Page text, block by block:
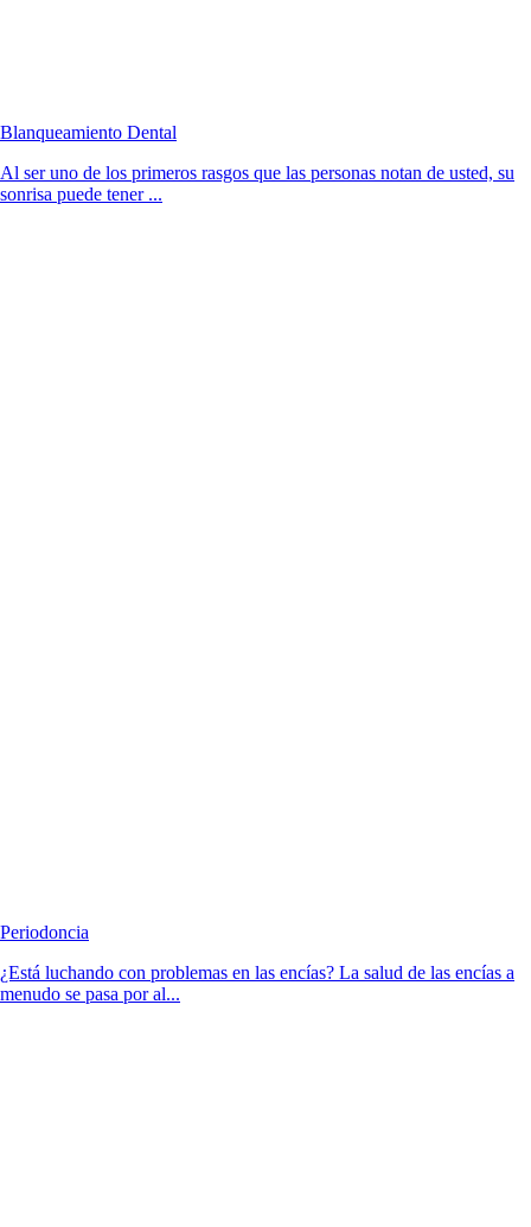
Blanqueamiento Dental
Al ser uno de los primeros rasgos que las personas notan de usted, su
sonrisa puede tener ...
Periodoncia
¿Está luchando con problemas en las encías? La salud de las encías a
menudo se pasa por al...